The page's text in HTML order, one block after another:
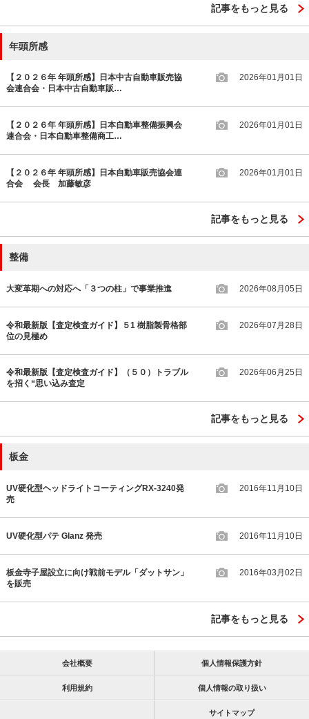
記事をもっと見る
年頭所感
【２０２６年 年頭所感】日本中古自動車販売協
会連合会・日本中古自動車販…
2026年01月01日
【２０２６年 年頭所感】日本自動車整備振興会
連合会・日本自動車整備商工…
2026年01月01日
【２０２６年 年頭所感】日本自動車販売協会連
合会 会長 加藤敏彦
2026年01月01日
記事をもっと見る
整備
大変革期への対応へ「３つの柱」で事業推進 2026年08月05日
令和最新版【査定検査ガイド】５1 樹脂製骨格部
位の見極め
2026年07月28日
令和最新版【査定検査ガイド】（５０）トラブル
を招く“思い込み査定
2026年06月25日
記事をもっと見る
板金
UV硬化型ヘッドライトコーティングRX-3240発
売
2016年11月10日
UV硬化型パテ Glanz 発売 2016年11月10日
板金寺子屋設立に向け戦前モデル「ダットサン」
を販売
2016年03月02日
記事をもっと見る
会社概要 個人情報保護方針
利用規約 個人情報の取り扱い
サイトマップ